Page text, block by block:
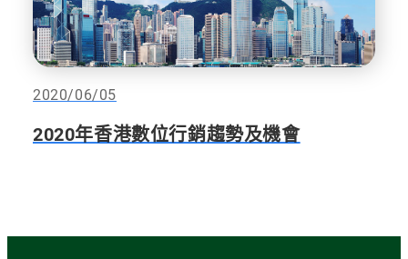
2020/06/05
2020年香港數位行銷趨勢及機會